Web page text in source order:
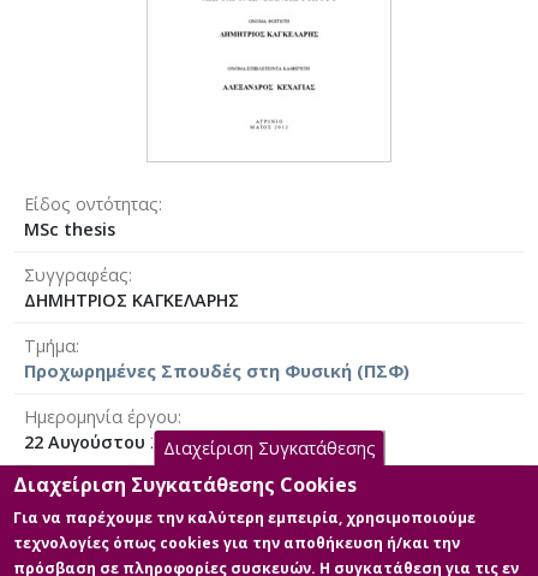
Είδος οντότητας
MSc thesis
Συγγραφέας
ΔΗΜΗΤΡΙΟΣ ΚΑΓΚΕΛΑΡΗΣ
Τμήμα
Προχωρημένες Σπουδές στη Φυσική (ΠΣΦ)
Ημερομηνία έργου
22 Αυγούστου 2012 [2012-08-22]
Γλώσσα του έργου
Ελληνικά|Αγγλικά
Άδεια
Διαχείριση Συγκατάθεσης
Διαχείριση Συγκατάθεσης Cookies
Για να παρέχουμε την καλύτερη εμπειρία, χρησιμοποιούμε
τεχνολογίες όπως cookies για την αποθήκευση ή/και την
πρόσβαση σε πληροφορίες συσκευών. Η συγκατάθεση για τις εν